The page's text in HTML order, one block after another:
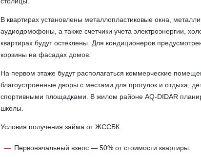
В квартирах установлены металлопластиковые окна,
аудиодомофоны, а также счетчики учета электроэнергии,
квартирах будут остеклены. Для кондиционеров
корзины на фасадах домов.
На первом этаже будут располагаться коммерческие
благоустроенные дворы с местами для прогулок и отдыха,
спортивными площадками. В жилом районе AQ-DIDAR
школы.
Условия получения займа от ЖССБК:
Первоначальный взнос — 50% от стоимости квартиры.